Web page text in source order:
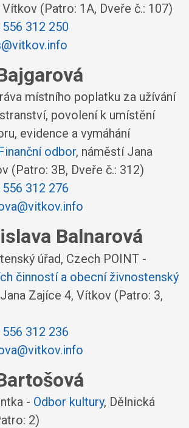
Vítkov (Patro: 1A, Dveře č.: 107)
312 250
místního poplatku za užívání
povolení k umístění
evidence a vymáhání
odbor, náměstí Jana
(Patro: 3B, Dveře č.: 312)
312 276
Balnarová
úřad, Czech POINT -
činností a obecní živnostenský
Zajíce 4, Vítkov (Patro: 3,
312 236
- Odbor kultury, Dělnická
2)